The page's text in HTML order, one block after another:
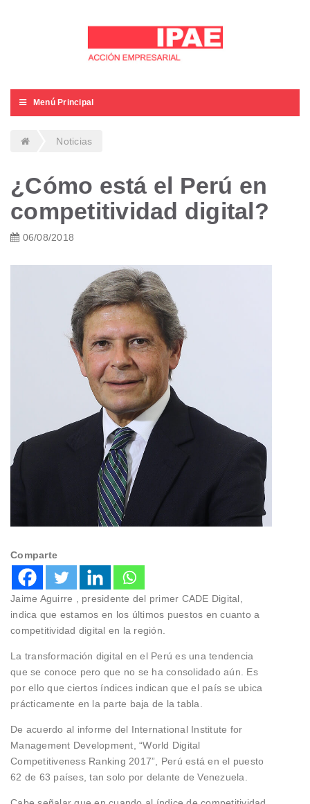
Menú Principal
Noticias
¿Cómo está el Perú en
competitividad digital?
06/08/2018
Comparte
Jaime Aguirre , presidente del primer CADE Digital,
indica que estamos en los últimos puestos en cuanto a
competitividad digital en la región.
La transformación digital en el Perú es una tendencia
que se conoce pero que no se ha consolidado aún. Es
por ello que ciertos índices indican que el país se ubica
prácticamente en la parte baja de la tabla.
De acuerdo al informe del International Institute for
Management Development, “World Digital
Competitiveness Ranking 2017”, Perú está en el puesto
62 de 63 países, tan solo por delante de Venezuela.